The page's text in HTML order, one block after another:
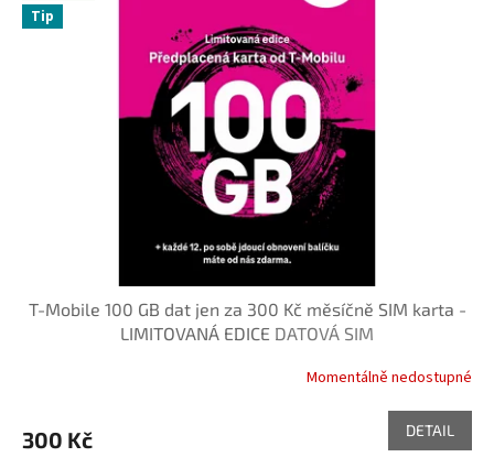
Tip
T-Mobile 100 GB dat jen za 300 Kč měsíčně SIM karta -
LIMITOVANÁ EDICE DATOVÁ SIM
Momentálně nedostupné
300 Kč DETAIL